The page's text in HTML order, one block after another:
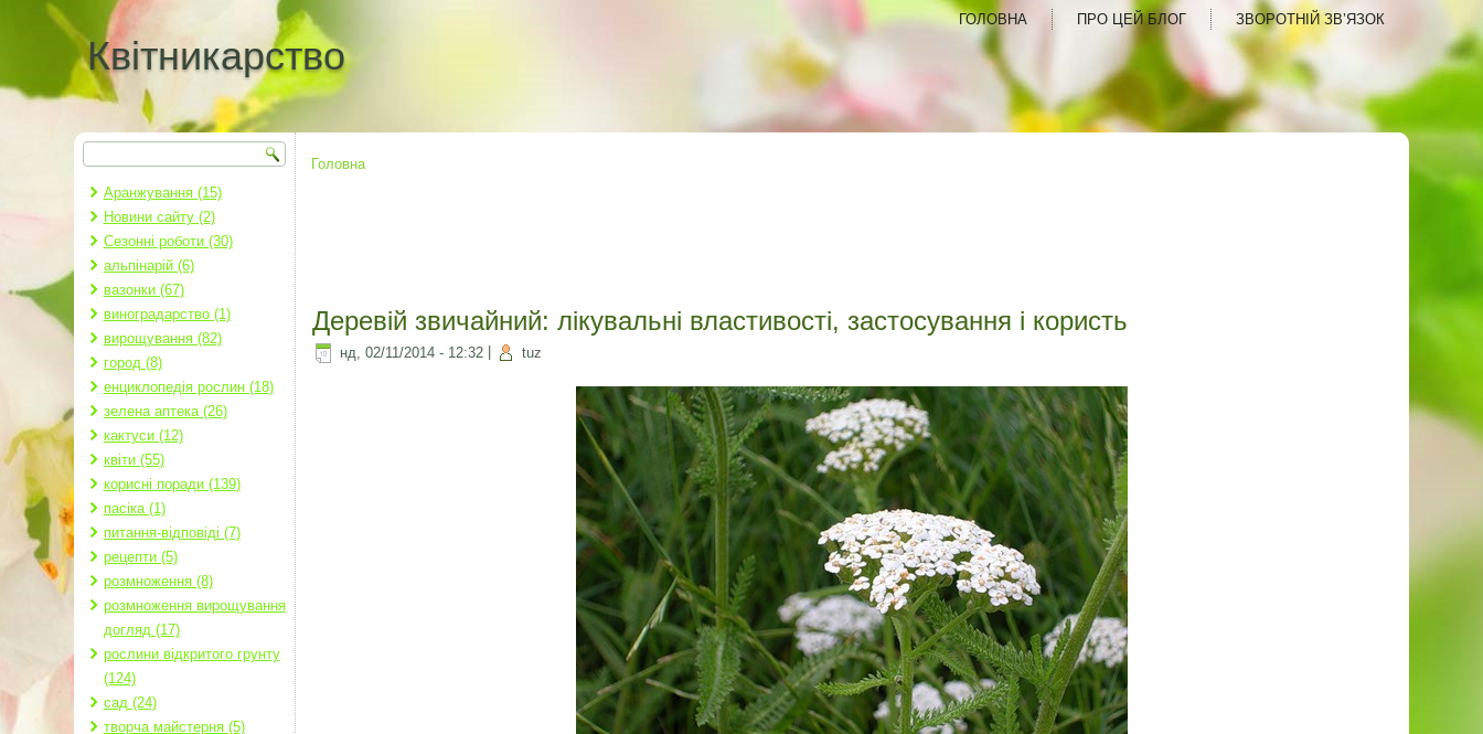
Квітникарство
ГОЛОВНА ПРО ЦЕЙ БЛОГ ЗВОРОТНІЙ ЗВ’ЯЗОК
Пошукова форма
Пошук
Аранжування (15)
Новини сайту (2)
Сезонні роботи (30)
альпінарій (6)
вазонки (67)
виноградарство (1)
вирощування (82)
город (8)
енциклопедія рослин (18)
зелена аптека (26)
кактуси (12)
квіти (55)
корисні поради (139)
пасіка (1)
питання-відповіді (7)
рецепти (5)
розмноження (8)
розмноження вирощування
догляд (17)
рослини відкритого грунту
(124)
сад (24)
творча майстерня (5)
Ви є тут
Головна
Деревій звичайний: лікувальні властивості, застосування і користь
нд, 02/11/2014 - 12:32 tuz